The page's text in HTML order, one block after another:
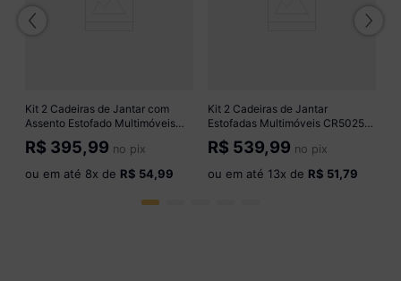
Kit 2 Cadeiras de Jantar com
Assento Estofado Multimóveis
CR50253 Cinamomo/Grafite
R$ 395,99 no pix
ou em até 8x de R$ 54,99
Kit 2 Cadeiras de Jantar
Estofadas Multimóveis CR50254
Cinamomo/Grafite
R$ 539,99 no pix
ou em até 13x de R$ 51,79